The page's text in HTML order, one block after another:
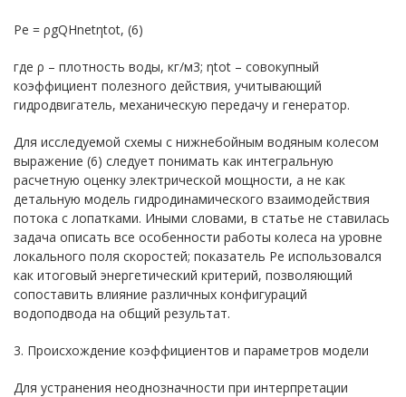
Pe = ρgQHnetηtot, (6)
где ρ – плотность воды, кг/м3; ηtot – совокупный
коэффициент полезного действия, учитывающий
гидродвигатель, механическую передачу и генератор.
Для исследуемой схемы с нижнебойным водяным колесом
выражение (6) следует понимать как интегральную
расчетную оценку электрической мощности, а не как
детальную модель гидродинамического взаимодействия
потока с лопатками. Иными словами, в статье не ставилась
задача описать все особенности работы колеса на уровне
локального поля скоростей; показатель Pe использовался
как итоговый энергетический критерий, позволяющий
сопоставить влияние различных конфигураций
водоподвода на общий результат.
3. Происхождение коэффициентов и параметров модели
Для устранения неоднозначности при интерпретации